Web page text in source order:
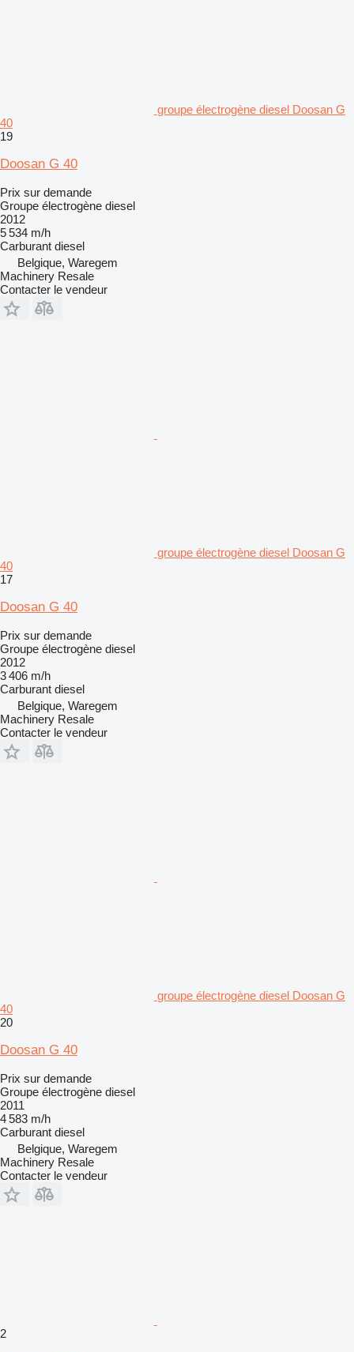
groupe électrogène diesel Doosan G
40
19
Doosan G 40
Prix sur demande
Groupe électrogène diesel
2012
5 534 m/h
Carburant diesel
Belgique, Waregem
Machinery Resale
Contacter le vendeur
groupe électrogène diesel Doosan G
40
17
Doosan G 40
Prix sur demande
Groupe électrogène diesel
2012
3 406 m/h
Carburant diesel
Belgique, Waregem
Machinery Resale
Contacter le vendeur
groupe électrogène diesel Doosan G
40
20
Doosan G 40
Prix sur demande
Groupe électrogène diesel
2011
4 583 m/h
Carburant diesel
Belgique, Waregem
Machinery Resale
Contacter le vendeur
2